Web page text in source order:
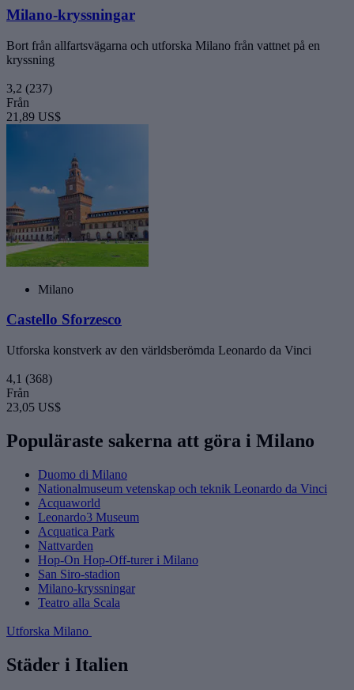
Milano-kryssningar
Bort från allfartsvägarna och utforska Milano från vattnet på en
kryssning
3,2 (237)
Från
21,89 US$
Milano
Castello Sforzesco
Utforska konstverk av den världsberömda Leonardo da Vinci
4,1 (368)
Från
23,05 US$
Populäraste sakerna att göra i Milano
Duomo di Milano
Nationalmuseum vetenskap och teknik Leonardo da Vinci
Acquaworld
Leonardo3 Museum
Acquatica Park
Nattvarden
Hop-On Hop-Off-turer i Milano
San Siro-stadion
Milano-kryssningar
Teatro alla Scala
Utforska Milano
Städer i Italien